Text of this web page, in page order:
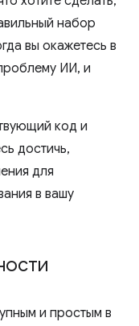
набор
вы окажетесь в
ИИ, и
код и
достичь,
для
в вашу
и простым в